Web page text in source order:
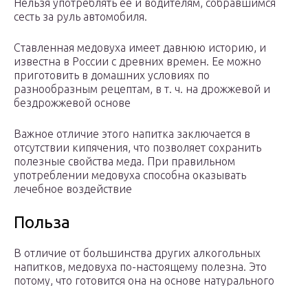
Нельзя употреблять ее и водителям, собравшимся
сесть за руль автомобиля.
Ставленная медовуха имеет давнюю историю, и
известна в России с древних времен. Ее можно
приготовить в домашних условиях по
разнообразным рецептам, в т. ч. на дрожжевой и
бездрожжевой основе
Важное отличие этого напитка заключается в
отсутствии кипячения, что позволяет сохранить
полезные свойства меда. При правильном
употреблении медовуха способна оказывать
лечебное воздействие
Польза
В отличие от большинства других алкогольных
напитков, медовуха по-настоящему полезна. Это
потому, что готовится она на основе натурального